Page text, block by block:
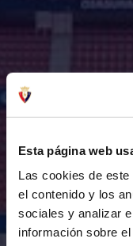
Esta página web
Las cookies de
el contenido y los
sociales y analizar
información sobre